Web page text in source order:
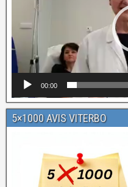
00:00
5×1000 AVIS VITERBO